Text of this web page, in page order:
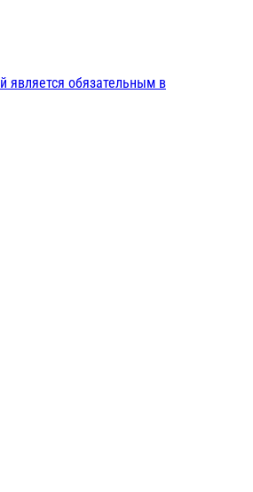
является обязательным в